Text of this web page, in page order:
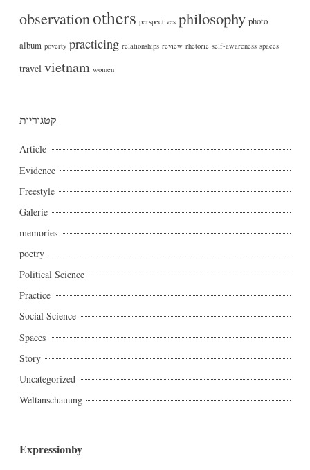
observationothers perspectives philosophy photo
album poverty practicing relationships review rhetoric self-awareness spaces
travel vietnam women
קטגוריות
Article
Evidence
Freestyle
Galerie
memories
poetry
Political Science
Practice
Social Science
Spaces
Story
Uncategorized
Weltanschauung
Expressionby